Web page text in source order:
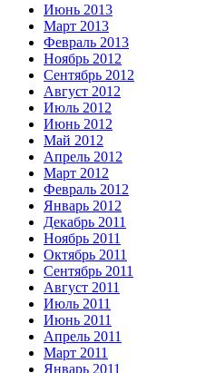
Июнь 2013
Март 2013
Февраль 2013
Ноябрь 2012
Сентябрь 2012
Август 2012
Июль 2012
Июнь 2012
Май 2012
Апрель 2012
Март 2012
Февраль 2012
Январь 2012
Декабрь 2011
Ноябрь 2011
Октябрь 2011
Сентябрь 2011
Август 2011
Июль 2011
Июнь 2011
Апрель 2011
Март 2011
Январь 2011